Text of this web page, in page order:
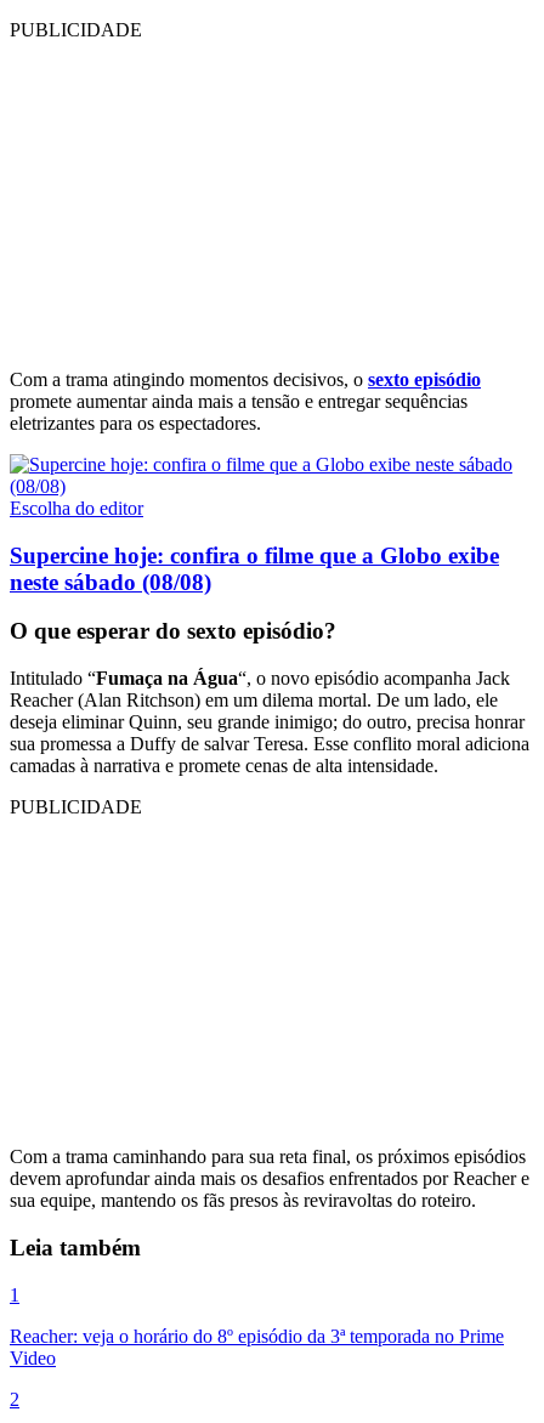
PUBLICIDADE
Com a trama atingindo momentos decisivos, o sexto episódio
promete aumentar ainda mais a tensão e entregar sequências
eletrizantes para os espectadores.
Escolha do editor
Supercine hoje: confira o filme que a Globo exibe
neste sábado (08/08)
O que esperar do sexto episódio?
Intitulado “Fumaça na Água“, o novo episódio acompanha Jack
Reacher (Alan Ritchson) em um dilema mortal. De um lado, ele
deseja eliminar Quinn, seu grande inimigo; do outro, precisa honrar
sua promessa a Duffy de salvar Teresa. Esse conflito moral adiciona
camadas à narrativa e promete cenas de alta intensidade.
PUBLICIDADE
Com a trama caminhando para sua reta final, os próximos episódios
devem aprofundar ainda mais os desafios enfrentados por Reacher e
sua equipe, mantendo os fãs presos às reviravoltas do roteiro.
Leia também
1
Reacher: veja o horário do 8º episódio da 3ª temporada no Prime
Video
2